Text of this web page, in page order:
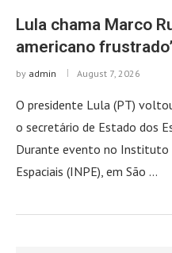
Lula chama Marco
americano
by admin August 7, 2026
O presidente Lula (PT)
o secretário de Estado dos
Durante evento no Instituto
Espaciais (INPE), em São …